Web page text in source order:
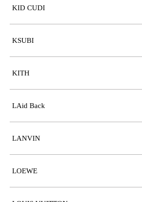
KID CUDI
KSUBI
KITH
LAid Back
LANVIN
LOEWE